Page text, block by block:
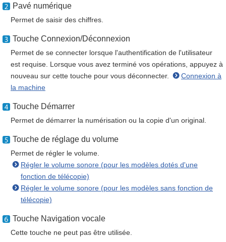
Pavé numérique
Permet de saisir des chiffres.
Touche Connexion/Déconnexion
Permet de se connecter lorsque l'authentification de l'utilisateur
est requise. Lorsque vous avez terminé vos opérations, appuyez à
nouveau sur cette touche pour vous déconnecter.
Connexion à
la machine
Touche Démarrer
Permet de démarrer la numérisation ou la copie d'un original.
Touche de réglage du volume
Permet de régler le volume.
Régler le volume sonore (pour les modèles dotés d'une
fonction de télécopie)
Régler le volume sonore (pour les modèles sans fonction de
télécopie)
Touche Navigation vocale
Cette touche ne peut pas être utilisée.